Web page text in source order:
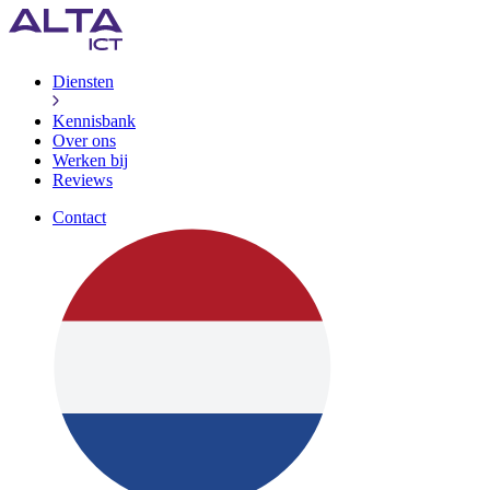
Diensten
Kennisbank
Over ons
Werken bij
Reviews
Contact